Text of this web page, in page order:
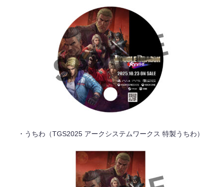
・うちわ（TGS2025 アークシステムワークス 特製うちわ）